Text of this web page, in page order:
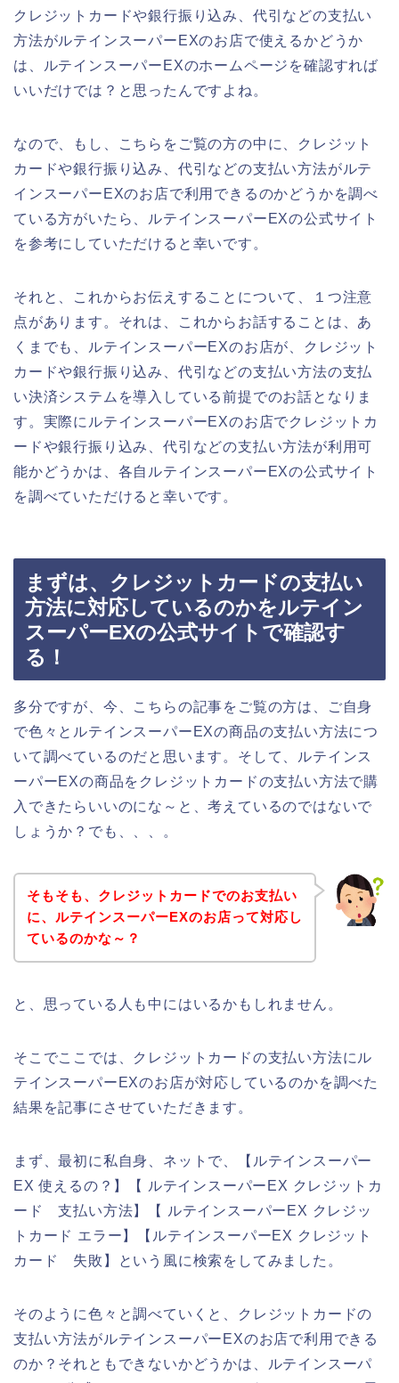
クレジットカードや銀行振り込み、代引などの支払い
方法がルテインスーパーEXのお店で使えるかどうか
は、ルテインスーパーEXのホームページを確認すれば
いいだけでは？と思ったんですよね。
なので、もし、こちらをご覧の方の中に、クレジット
カードや銀行振り込み、代引などの支払い方法がルテ
インスーパーEXのお店で利用できるのかどうかを調べ
ている方がいたら、ルテインスーパーEXの公式サイト
を参考にしていただけると幸いです。
それと、これからお伝えすることについて、１つ注意
点があります。それは、これからお話することは、あ
くまでも、ルテインスーパーEXのお店が、クレジット
カードや銀行振り込み、代引などの支払い方法の支払
い決済システムを導入している前提でのお話となりま
す。実際にルテインスーパーEXのお店でクレジットカ
ードや銀行振り込み、代引などの支払い方法が利用可
能かどうかは、各自ルテインスーパーEXの公式サイト
を調べていただけると幸いです。
まずは、クレジットカードの支払い
方法に対応しているのかをルテイン
スーパーEXの公式サイトで確認す
る！
多分ですが、今、こちらの記事をご覧の方は、ご自身
で色々とルテインスーパーEXの商品の支払い方法につ
いて調べているのだと思います。そして、ルテインス
ーパーEXの商品をクレジットカードの支払い方法で購
入できたらいいのにな～と、考えているのではないで
しょうか？でも、、、。
そもそも、クレジットカードでのお支払い
に、ルテインスーパーEXのお店って対応し
ているのかな～？
と、思っている人も中にはいるかもしれません。
そこでここでは、クレジットカードの支払い方法にル
テインスーパーEXのお店が対応しているのかを調べた
結果を記事にさせていただきます。
まず、最初に私自身、ネットで、【ルテインスーパー
EX 使えるの？】【 ルテインスーパーEX クレジットカ
ード 支払い方法】【 ルテインスーパーEX クレジッ
トカード エラー】【ルテインスーパーEX クレジット
カード 失敗】という風に検索をしてみました。
そのように色々と調べていくと、クレジットカードの
支払い方法がルテインスーパーEXのお店で利用できる
のか？それともできないかどうかは、ルテインスーパ